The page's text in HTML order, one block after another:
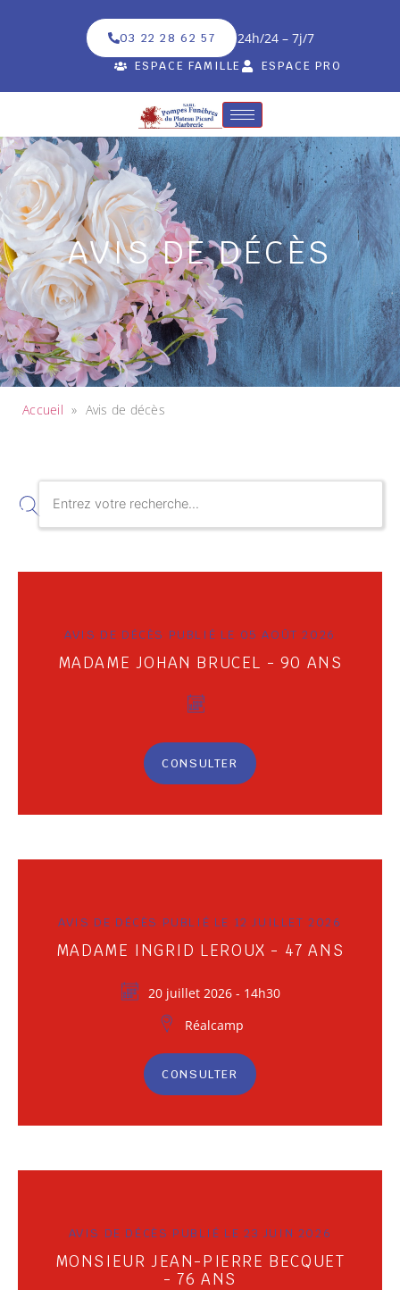
03 22 28 62 57 24h/24 – 7j/7
ESPACE FAMILLE ESPACE PRO
AVIS DE DÉCÈS
Accueil » Avis de décès
AVIS DE DÉCÈS PUBLIÉ LE 05 AOÛT 2026
MADAME JOHAN BRUCEL - 90 ANS
CONSULTER
AVIS DE DÉCÈS PUBLIÉ LE 12 JUILLET 2026
MADAME INGRID LEROUX - 47 ANS
20 juillet 2026 - 14h30
Réalcamp
CONSULTER
AVIS DE DÉCÈS PUBLIÉ LE 23 JUIN 2026
MONSIEUR JEAN-PIERRE BECQUET
- 76 ANS